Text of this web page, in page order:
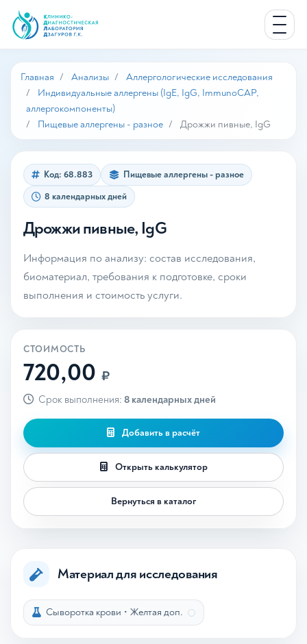
Главная Анализы
Аллергологические исследования
Индивидуальные аллергены (IgE, IgG, ImmunoCAP,
аллергокомпоненты)
Пищевые аллергены - разное
Дрожжи пивные, IgG
Код: 68.883
Пищевые аллергены - разное
8 календарных дней
Дрожжи пивные, IgG
Информация по анализу: состав исследования,
биоматериал, требования к подготовке, сроки
выполнения и стоимость услуги.
СТОИМОСТЬ
720,00 ₽
Срок выполнения: 8 календарных дней
Добавить в расчёт
Открыть калькулятор
Вернуться в каталог
Материал для исследования
Сыворотка крови • Желтая доп.